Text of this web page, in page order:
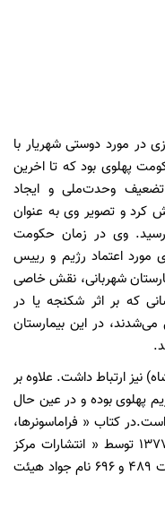
در مورد دوستی شهریار با
پهلوی بود که تا اخرین
وحدت‌ملی و ایجاد
کرد و تصویر وی به عنوان
وی در زمان حکومت
مورد اعتماد رژیم و رییس
شهربانی، نقش خاصی
که بر اثر شکنجه یا در
می‌شدند، در این بیمارستان
نیز ارتباط داشت. علاوه بر
پهلوی بوده و در عین حال
کتاب « فراماسونرها،
روتارین‌ها و لاینزهای ایران» که در سال 1377 توسط « انتشارات مرکز
اسناد انقلاب اسلامی» چاپ شده، در صفحات 489 و 696 نام جواد هیئت